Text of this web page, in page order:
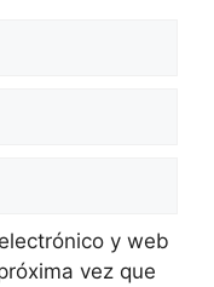
y web
vez que